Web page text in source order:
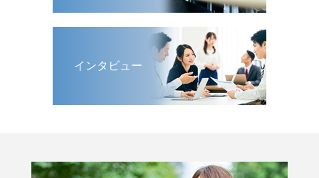
インタビュー